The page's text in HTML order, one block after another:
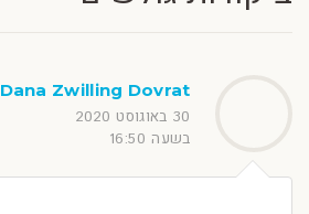
Dana Zwilling Dovrat
30 באוגוסט 2020
בשעה 16:50